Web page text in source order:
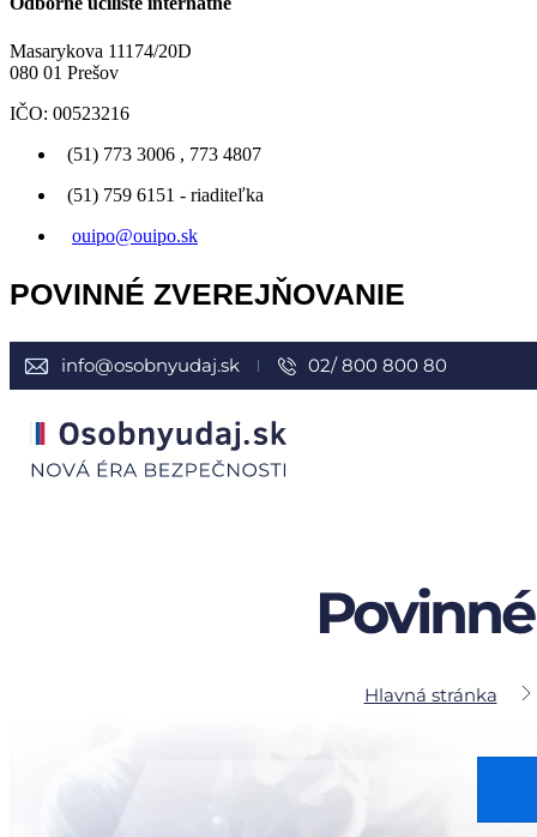
Masarykova 11174/20D
080 01 Prešov
IČO: 00523216
(51) 773 3006 , 773 4807
(51) 759 6151 - riaditeľka
ouipo@ouipo.sk
POVINNÉ ZVEREJŇOVANIE